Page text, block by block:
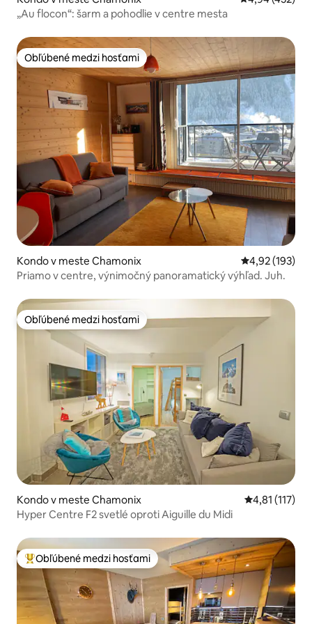
„Au flocon“: šarm a pohodlie v centre mesta
Obľúbené medzi hosťami
Obľúbené medzi hosťami
Kondo v meste Chamonix Priemerné
4,92 (193)
Priamo v centre, výnimočný panoramatický výhľad. Juh.
Obľúbené medzi hosťami
Obľúbené medzi hosťami
Kondo v meste Chamonix Priemerné
4,81 (117)
Hyper Centre F2 svetlé oproti Aiguille du Midi
Najobľúbenejšie medzi hosťami
Obľúbené medzi hosťami